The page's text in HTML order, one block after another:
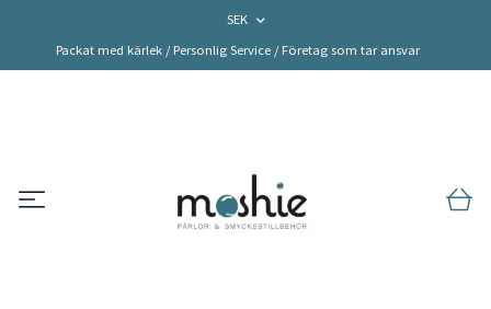
SEK
Packat med kärlek / Personlig Service / Företag som tar ansvar